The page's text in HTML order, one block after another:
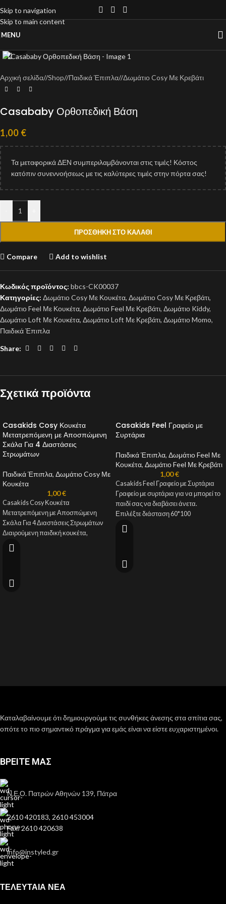
Skip to navigation
Skip to main content
MENU
Αρχική σελίδα/ Shop/ Παιδικά Έπιπλα/ Δωμάτιο Cosy Με Κρεβάτι
Casababy Ορθοπεδική Βάση
1,00 €
Τα μεταφορικά ΔΕΝ συμπεριλαμβάνονται στις τιμές! Κόστος
κατόπιν συνεννοήσεως με τις καλύτερες τιμές στην πόρτα σας!
ΠΡΟΣΘΉΚΗ ΣΤΟ ΚΑΛΆΘΙ
Compare Add to wishlist
Κωδικός προϊόντος: bbcs-CK00037
Κατηγορίες: Δωμάτιο Cosy Με Κουκέτα, Δωμάτιο Cosy Με Κρεβάτι,
Δωμάτιο Feel Με Κουκέτα, Δωμάτιο Feel Με Κρεβάτι, Δωμάτιο Kiddy,
Δωμάτιο Loft Με Κουκέτα, Δωμάτιο Loft Με Κρεβάτι, Δωμάτιο Momo,
Παιδικά Έπιπλα
Share:
Σχετικά προϊόντα
Casakids Cosy Κουκέτα
Μετατρεπόμενη με Αποσπώμενη
Σκάλα Για 4 Διαστάσεις
Στρωμάτων
Παιδικά Έπιπλα, Δωμάτιο Cosy Με
Κουκέτα
1,00€
Casakids Cosy Κουκέτα
Μετατρεπόμενη με Αποσπώμενη
Σκάλα Για 4 Διαστάσεις Στρωμάτων
Διαιρούμενη παιδική κουκέτα,
ελληνικής κατασκευής, για να
διαμορφώσετε τον
Casakids Feel Γραφείο με
Συρτάρια
Παιδικά Έπιπλα, Δωμάτιο Feel Με
Κουκέτα, Δωμάτιο Feel Με Κρεβάτι
1,00€
Casakids Feel Γραφείο με Συρτάρια
Γραφείο με συρτάρια για να μπορεί το
παιδί σας να διαβάσει άνετα.
Επιλέξτε διάσταση 60*100
Καταλαβαίνουμε ότι δημιουργούμε τις συνθήκες άνεσης στα σπίτια σας,
οπότε το πιο σημαντικό πράγμα για εμάς είναι να είστε ευχαριστημένοι.
ΒΡΕΙΤΕ ΜΑΣ
Ν.Ε.Ο. Πατρών Αθηνών 139, Πάτρα
2610 420183, 2610 453004
Fax: 2610 420638
info@instyled.gr
ΤΕΛΕΥΤΑΙΑ ΝΕΑ